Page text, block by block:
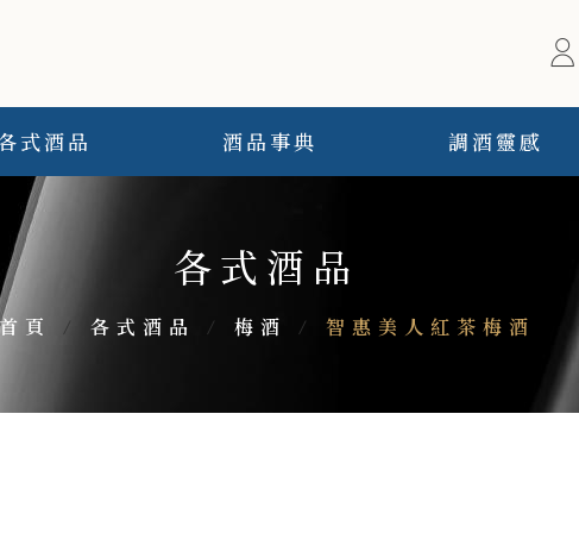
式酒品 酒品事典 調酒靈感
各式酒品
頁 / 各式酒品 / 梅酒 / 智惠美人紅茶梅酒